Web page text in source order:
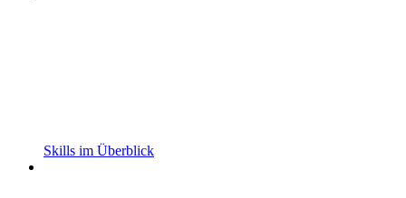
Skills im Überblick